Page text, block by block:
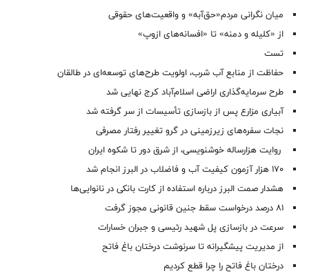
میان نگرانی مردم«حق‌آبه» و واقعیت‌های حقوقی
از «کلیله و دمنه» تا «افسانه‌های ازوپ»
تست
حفاظت از منابع آب شرب، اولویت طرح‌های توسعه‌ای در طالقان
طرح سرمایه‌گذاری اراضی اسلام‌آباد کرج نهایی شد
آبیاری مزارع پس از بازسازی تأسیسات از سر گرفته شد
نجات سفره‌های زیرزمینی در گرو تغییر رفتار مصرفی
روایت هزارساله خوشنویسی، از شرق دور تا شکوه ایران
۱۷۰ هزار آزمون کیفیت آب و فاضلاب در البرز انجام شد
هشدار صمت البرز درباره استفاده از کارت بانکی در نانوایی‌ها
۸۱ درصد درخواست‌ سقط جنین قانونی مجوز گرفت
سرعت در بازسازی پل شهید رئیسی و جبران خسارات
از مدیریت پیشگیرانه تا سرنوشت درختان باغ فاتح
درختان باغ فاتح را چرا قطع کردیم